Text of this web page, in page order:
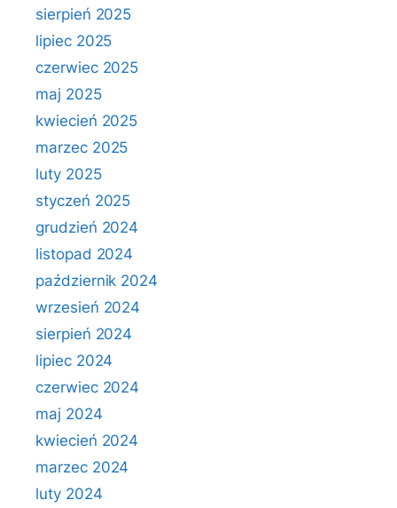
sierpień 2025
lipiec 2025
czerwiec 2025
maj 2025
kwiecień 2025
marzec 2025
luty 2025
styczeń 2025
grudzień 2024
listopad 2024
październik 2024
wrzesień 2024
sierpień 2024
lipiec 2024
czerwiec 2024
maj 2024
kwiecień 2024
marzec 2024
luty 2024